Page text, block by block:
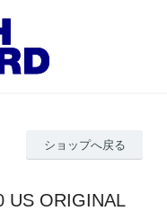
ショップへ戻る
US ORIGINAL